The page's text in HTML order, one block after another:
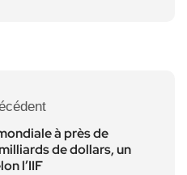
à près de
de dollars, un
l’IIF